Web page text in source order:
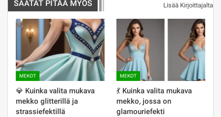
SAATAT PITÄÄ MYÖS Lisää Kirjoittajalta
MEKOT
💎 Kuinka valita mukava
mekko glitterillä ja
strassiefektillä
MEKOT
💃 Kuinka valita mukava
mekko, jossa on
glamouriefekti